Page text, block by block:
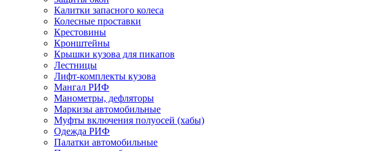
Калитки запасного колеса
Колесные проставки
Крестовины
Кронштейны
Крышки кузова для пикапов
Лестницы
Лифт-комплекты кузова
Мангал РИФ
Манометры, дефляторы
Маркизы автомобильные
Муфты включения полуосей (хабы)
Одежда РИФ
Палатки автомобильные